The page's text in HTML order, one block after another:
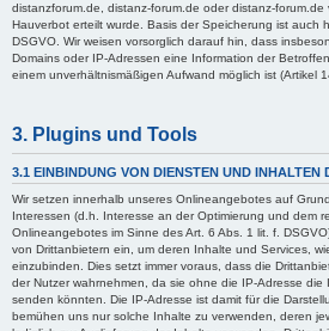
distanzforum.de, distanz-forum.de oder distanz-
Hauverbot erteilt wurde. Basis der Speicherung ist auch
DSGVO. Wir weisen vorsorglich darauf hin, dass
Domains oder IP-Adressen eine Information der
einem unverhältnismäßigen Aufwand möglich ist (Artikel
3. Plugins und Tools
3.1 EINBINDUNG VON DIENSTEN UND INHALTEN
Wir setzen innerhalb unseres Onlineangebotes auf
Interessen (d.h. Interesse an der Optimierung und dem
Onlineangebotes im Sinne des Art. 6 Abs. 1 lit. f.
von Drittanbietern ein, um deren Inhalte und Services,
einzubinden. Dies setzt immer voraus, dass die
der Nutzer wahrnehmen, da sie ohne die IP-Adresse
senden könnten. Die IP-Adresse ist damit für die
bemühen uns nur solche Inhalte zu verwenden, deren